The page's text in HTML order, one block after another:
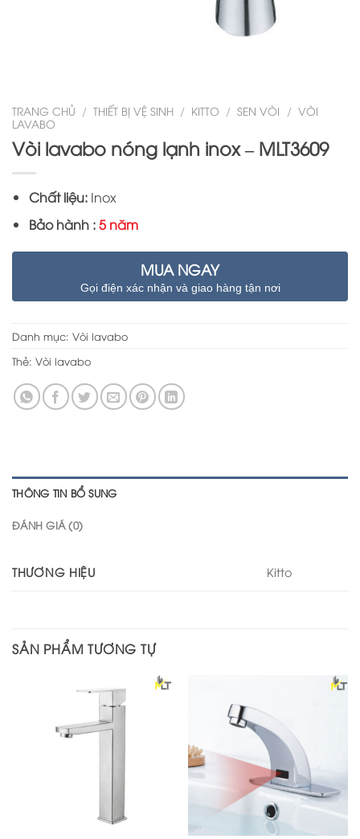
TRANG CHỦ / THIẾT BỊ VỆ SINH / KITTO / SEN VÒI / VÒI
LAVABO
Vòi lavabo nóng lạnh inox – MLT3609
Chất liệu: Inox
Bảo hành :5 năm
MUA NGAY
Gọi điện xác nhận và giao hàng tận nơi
Danh mục: Vòi lavabo
Thẻ: Vòi lavabo
THÔNG TIN BỔ SUNG
ĐÁNH GIÁ (0)
THƯƠNG HIỆU Kitto
SẢN PHẨM TƯƠNG TỰ